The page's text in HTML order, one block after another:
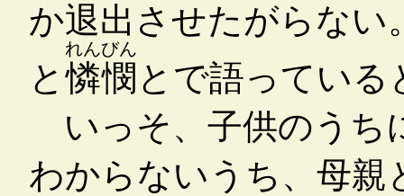
か退出させたがらない
と 憐憫
れんびん
とで語っている
いっそ、子供のうち
わからないうち、母親